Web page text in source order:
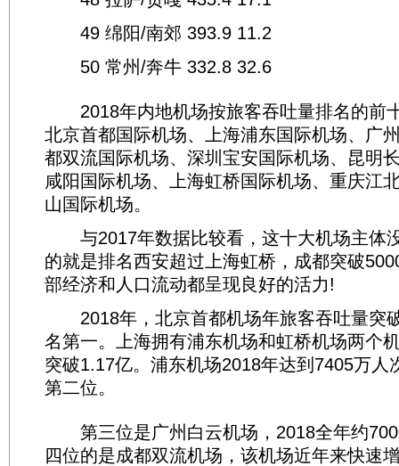
49 绵阳/南郊 393.9 11.2
50 常州/奔牛 332.8 32.6
2018年内地机场按旅客吞吐量排名的前
北京首都国际机场、上海浦东国际机场、广
都双流国际机场、深圳宝安国际机场、昆明
咸阳国际机场、上海虹桥国际机场、重庆江
山国际机场。
与2017年数据比较看，这十大机场主体
的就是排名西安超过上海虹桥，成都突破
部经济和人口流动都呈现良好的活力!
2018年，北京首都机场年旅客吞吐量突
名第一。上海拥有浦东机场和虹桥机场两个
突破1.17亿。浦东机场2018年达到7405万人
第二位。
第三位是广州白云机场，2018全年约
四位的是成都双流机场，该机场近年来快速